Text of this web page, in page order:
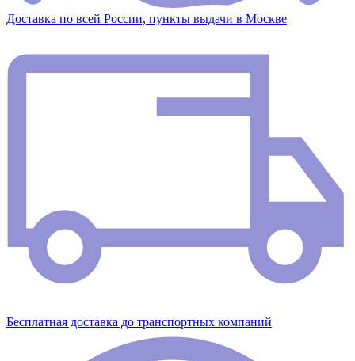
Доставка по всей России, пункты выдачи в Москве
Бесплатная доставка до транспортных компаний